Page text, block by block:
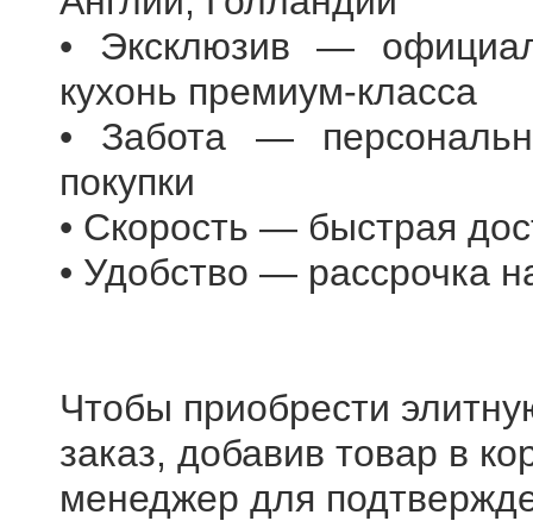
• Эксклюзив —
кухонь премиум-класса
• Забота —
покупки
• Скорость — быстрая
• Удобство — рассрочка
Чтобы приобрести
заказ, добавив товар в
менеджер для